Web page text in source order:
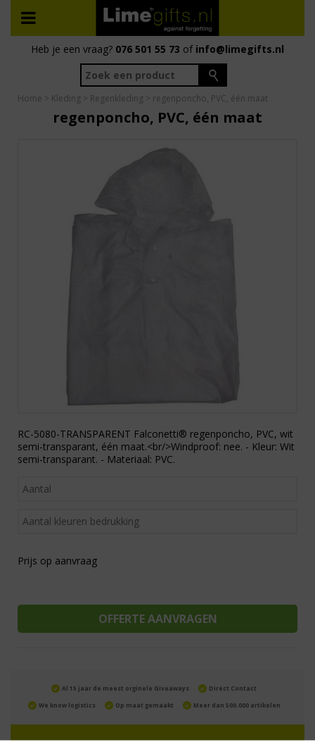
Heb je een vraag? 076 501 55 73 of info@limegifts.nl
Home > Kleding > Regenkleding > regenponcho, PVC, één maat
regenponcho, PVC, één maat
RC-5080-TRANSPARENT Falconetti® regenponcho, PVC, wit
semi-transparant, één maat.<br/>Windproof: nee. - Kleur: Wit
semi-transparant. - Materiaal: PVC.
Prijs op aanvraag
Al 15 jaar de meest orginele Giveaways Direct Contact
We know logistics Op maat gemaakt Meer dan 500.000 artikelen